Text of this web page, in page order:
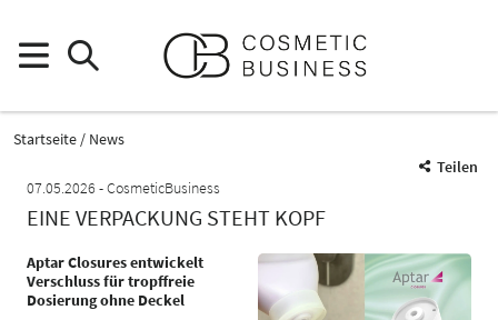
Startseite
News
Teilen
07.05.2026
CosmeticBusiness
EINE VERPACKUNG STEHT KOPF
Aptar Closures entwickelt
Verschluss für tropffreie
Dosierung ohne Deckel